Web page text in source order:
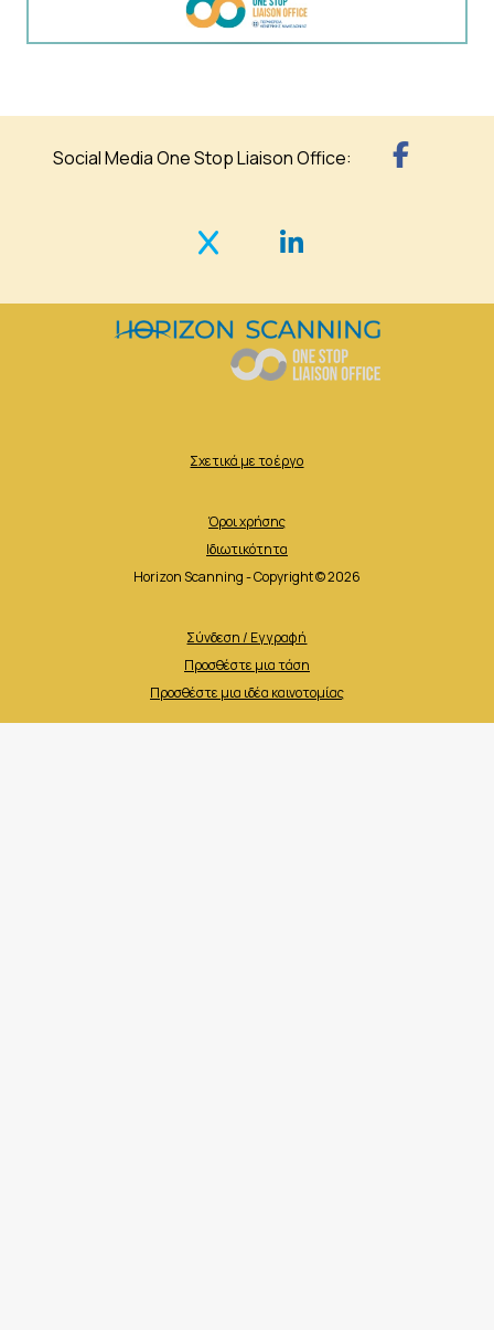
Social Media One Stop Liaison Office:
Σχετικά με το έργο
Όροι χρήσης
Ιδιωτικότητα
Horizon Scanning - Copyright © 2026
Σύνδεση / Εγγραφή
Προσθέστε μια τάση
Προσθέστε μια ιδέα καινοτομίας